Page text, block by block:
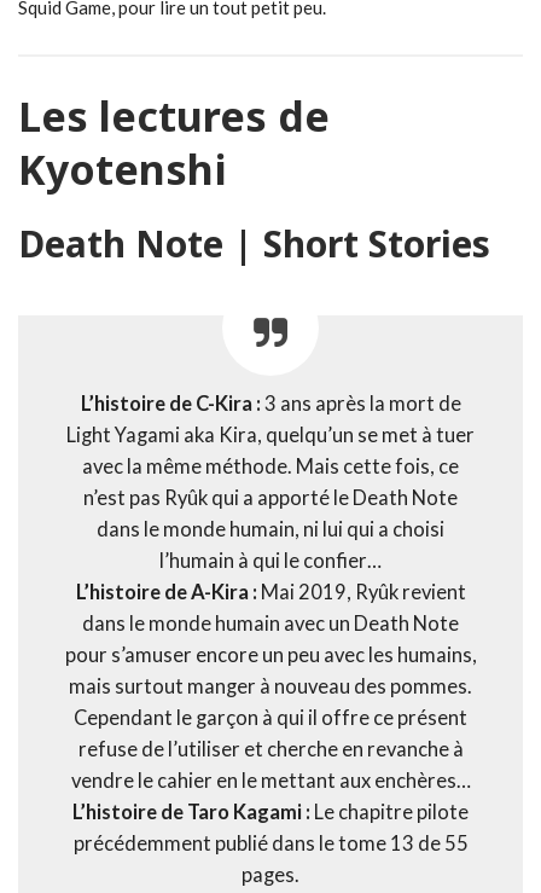
Squid Game, pour lire un tout petit peu.
Les lectures de
Kyotenshi
Death Note | Short Stories
L’histoire de C-Kira : 3 ans après la mort de
Light Yagami aka Kira, quelqu’un se met à tuer
avec la même méthode. Mais cette fois, ce
n’est pas Ryûk qui a apporté le Death Note
dans le monde humain, ni lui qui a choisi
l’humain à qui le confier…
L’histoire de A-Kira : Mai 2019, Ryûk revient
dans le monde humain avec un Death Note
pour s’amuser encore un peu avec les humains,
mais surtout manger à nouveau des pommes.
Cependant le garçon à qui il offre ce présent
refuse de l’utiliser et cherche en revanche à
vendre le cahier en le mettant aux enchères…
L’histoire de Taro Kagami : Le chapitre pilote
précédemment publié dans le tome 13 de 55
pages.